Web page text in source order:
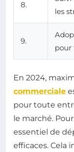
8.
les
9.
pour
En 2024,
commerciale
pour toute
le marché.
essentiel de
efficaces. Cela